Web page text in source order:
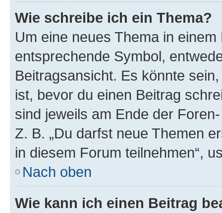
Wie schreibe ich ein Thema?
Um eine neues Thema in
entsprechende Symbol,
Beitragsansicht. Es könnte
ist, bevor du einen Beitrag
sind jeweils am Ende der
Z. B. „Du darfst neue Themen
in diesem Forum teilnehmen“,
Nach oben
Wie kann ich einen Beitrag